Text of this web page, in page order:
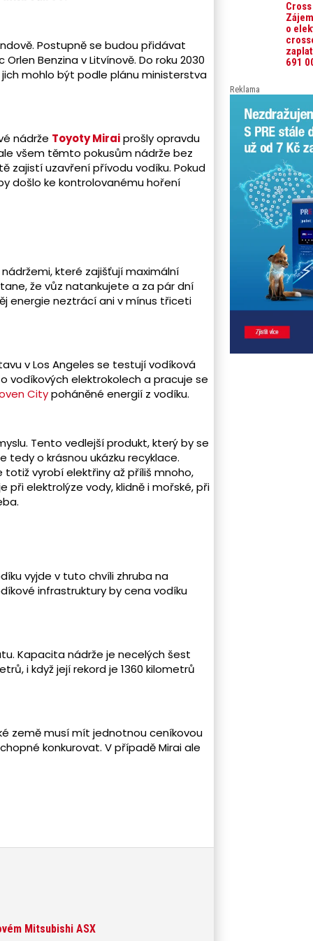
Postupně se budou přidávat
Benzina v Litvínově. Do roku 2030
mohlo být podle plánu ministerstva
nádrže Toyoty Miraiprošly opravdu
všem těmto pokusům nádrže bez
zajistí uzavření přívodu vodíku. Pokud
došlo ke kontrolovanému hoření
které zajišťují maximální
že vůz natankujete a za pár dní
energie neztrácí ani v mínus třiceti
v Los Angeles se testují vodíková
vodíkových elektrokolech a pracuje se
Citypoháněné energií z vodíku.
Tento vedlejší produkt, který by se
o krásnou ukázku recyklace.
totiž vyrobí elektřiny až příliš mnoho,
elektrolýze vody, klidně i mořské, při
vyjde v tuto chvíli zhruba na
infrastruktury by cena vodíku
Kapacita nádrže je necelých šest
i když její rekord je 1360 kilometrů
země musí mít jednotnou ceníkovou
konkurovat. V případě Mirai ale
jako
tak u
jen
auto.
cena
tisíc
let
o
691
Reklama
Mitsubishi ASX